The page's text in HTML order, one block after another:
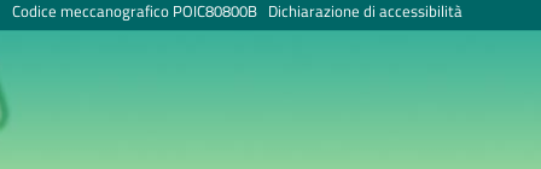
Codice meccanografico POIC80800B Dichiarazione di accessibilità